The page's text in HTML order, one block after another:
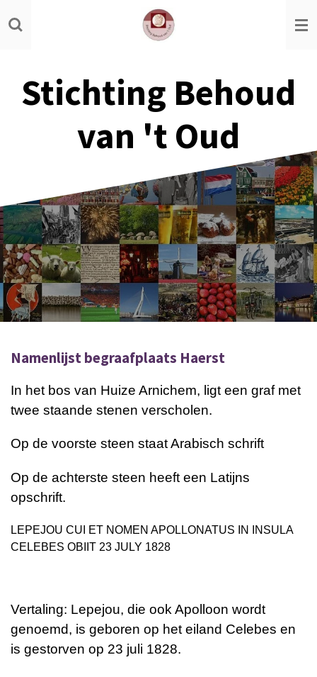
Ga
direct
hoofdinhoud
Stichting Behoud
van 't Oud
Namenlijst begraafplaats Haerst
In het bos van Huize Arnichem, ligt een graf met
twee staande stenen verscholen.
Op de voorste steen staat Arabisch schrift
Op de achterste steen heeft een Latijns
opschrift.
LEPEJOU CUI ET NOMEN APOLLONATUS IN INSULA
CELEBES OBIIT 23 JULY 1828
Vertaling: Lepejou, die ook Apolloon wordt
genoemd, is geboren op het eiland Celebes en
is gestorven op 23 juli 1828.